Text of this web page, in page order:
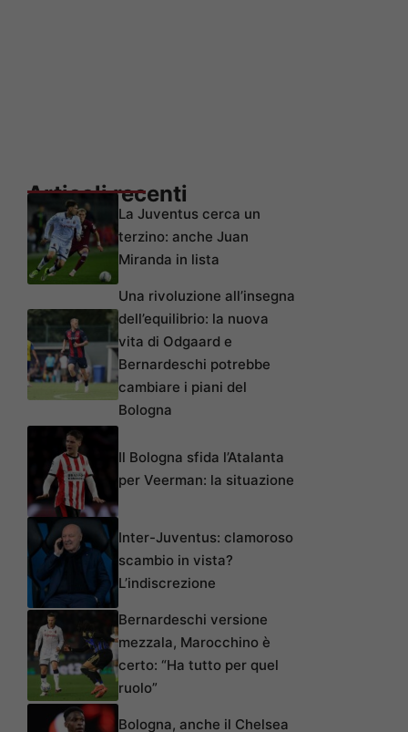
Articoli recenti
La Juventus cerca un
terzino: anche Juan
Miranda in lista
Una rivoluzione all’insegna
dell’equilibrio: la nuova
vita di Odgaard e
Bernardeschi potrebbe
cambiare i piani del
Bologna
Il Bologna sfida l’Atalanta
per Veerman: la situazione
Inter-Juventus: clamoroso
scambio in vista?
L’indiscrezione
Bernardeschi versione
mezzala, Marocchino è
certo: “Ha tutto per quel
ruolo”
Bologna, anche il Chelsea